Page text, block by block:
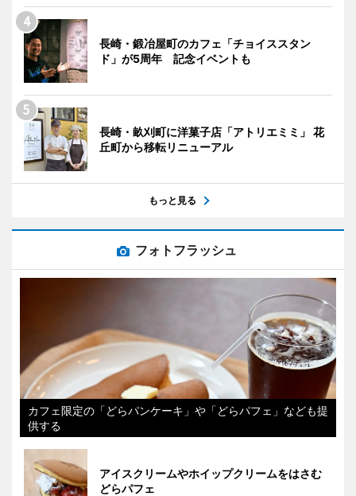
長崎・鍛冶屋町のカフェ「チョイススタン
ド」が5周年 記念イベントも
長崎・畝刈町に洋菓子店「アトリエミミ」 花
丘町から移転リニューアル
もっと見る
フォトフラッシュ
カフェ限定の「どらパンケーキ」や「どらパフェ」なども提
供する
アイスクリームやホイップクリームをはさむ
どらパフェ